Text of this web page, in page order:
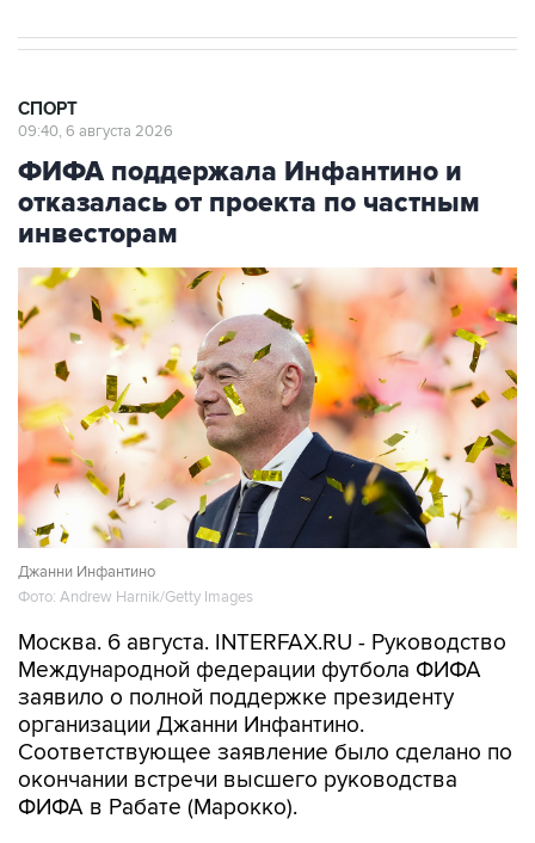
СПОРТ
09:40, 6 августа 2026
ФИФА поддержала Инфантино и
отказалась от проекта по частным
инвесторам
Джанни Инфантино
Фото: Andrew Harnik/Getty Images
Москва. 6 августа. INTERFAX.RU - Руководство
Международной федерации футбола ФИФА
заявило о полной поддержке президенту
организации Джанни Инфантино.
Соответствующее заявление было сделано по
окончании встречи высшего руководства
ФИФА в Рабате (Марокко).